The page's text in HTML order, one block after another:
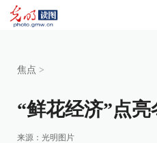
焦点 >
“鲜花经济”点
来源：光明图片